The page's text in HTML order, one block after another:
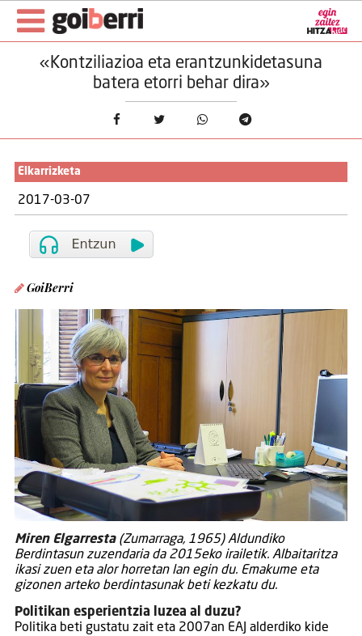
«Kontziliazioa eta erantzunkidetasuna
batera etorri behar dira»
Elkarrizketa
2017-03-07
GoiBerri
Miren Elgarresta(Zumarraga, 1965) Aldundiko
Berdintasun zuzendaria da 2015eko irailetik. Albaitaritza
ikasi zuen eta alor horretan lan egin du. Emakume eta
gizonen arteko berdintasunak beti kezkatu du.
Politikan esperientzia luzea al duzu?
Politika beti gustatu zait eta 2007an EAJ alderdiko kide